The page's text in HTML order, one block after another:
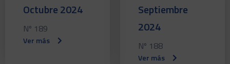
Octubre 2024
Nº 189
Ver más
Septiembre
2024
Nº 188
Ver más